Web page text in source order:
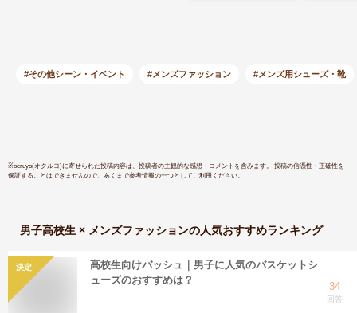
#その他シーン・イベント #メンズファッション #メンズ用シューズ・靴
※ocruyo(オクルヨ)に寄せられた投稿内容は、投稿者の主観的な感想・コメントを含みます。 投稿の信憑性・正確性を
保証することはできませんので、あくまで参考情報の一つとしてご利用ください。
男子高校生 × メンズファッションの人気おすすめランキング
決定
高校生向けバッシュ｜男子に人気のバスケットシ
ューズのおすすめは？
34
回答